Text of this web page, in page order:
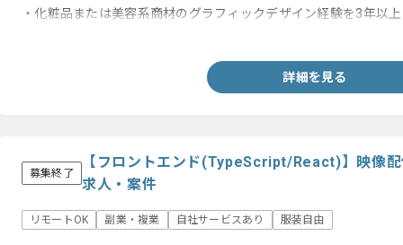
・化粧品または美容系商材のグラフィックデザイン経験を3年以
詳細を見る
募集終了
【フロントエンド(TypeScript/React)】映像配
求人・案件
リモートOK 副業・複業 自社サービスあり 服装自由